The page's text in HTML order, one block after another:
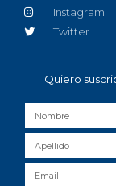
Instagram
Twitter
Quiero